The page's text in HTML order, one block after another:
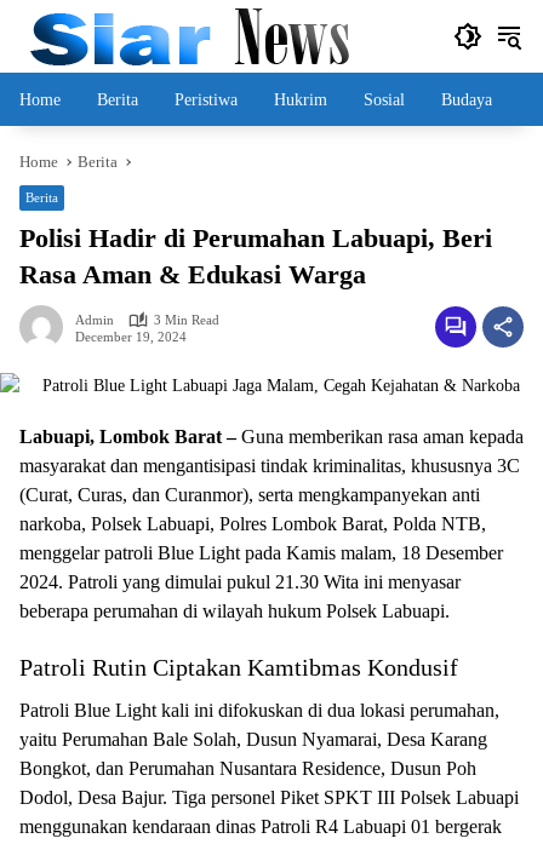
content
Home Berita Peristiwa Hukrim Sosial Budaya
Home Berita
Berita
Polisi Hadir di Perumahan Labuapi, Beri
Rasa Aman & Edukasi Warga
Admin
3 Min Read
December 19, 2024
Labuapi, Lombok Barat –Guna memberikan rasa aman kepada
masyarakat dan mengantisipasi tindak kriminalitas, khususnya 3C
(Curat, Curas, dan Curanmor), serta mengkampanyekan anti
narkoba, Polsek Labuapi, Polres Lombok Barat, Polda NTB,
menggelar patroli Blue Light pada Kamis malam, 18 Desember
2024. Patroli yang dimulai pukul 21.30 Wita ini menyasar
beberapa perumahan di wilayah hukum Polsek Labuapi.
Patroli Rutin Ciptakan Kamtibmas Kondusif
Patroli Blue Light kali ini difokuskan di dua lokasi perumahan,
yaitu Perumahan Bale Solah, Dusun Nyamarai, Desa Karang
Bongkot, dan Perumahan Nusantara Residence, Dusun Poh
Dodol, Desa Bajur. Tiga personel Piket SPKT III Polsek Labuapi
menggunakan kendaraan dinas Patroli R4 Labuapi 01 bergerak